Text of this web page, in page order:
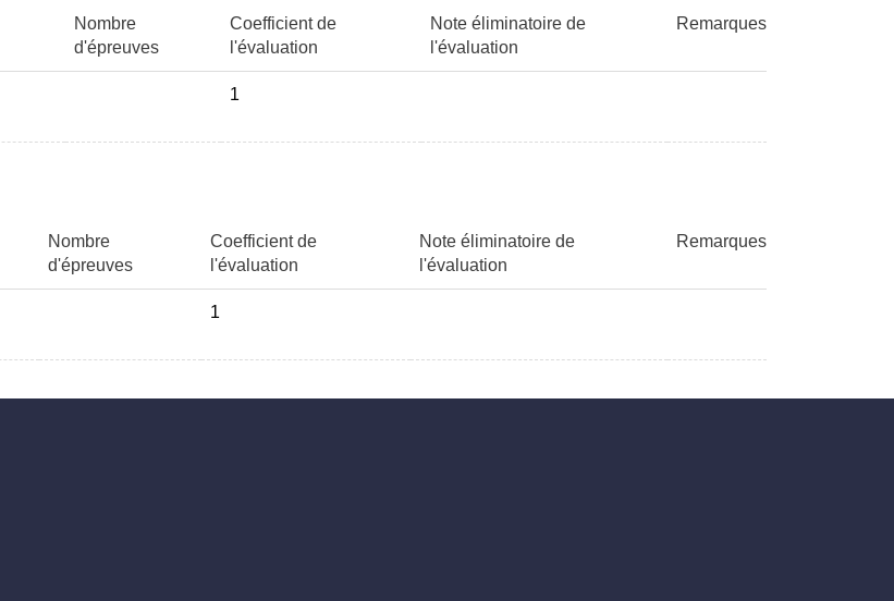
Nombre
d'épreuves
Coefficient de
l'évaluation
Note éliminatoire de
l'évaluation
Remarques
1
Nombre
d'épreuves
Coefficient de
l'évaluation
Note éliminatoire de
l'évaluation
Remarques
1